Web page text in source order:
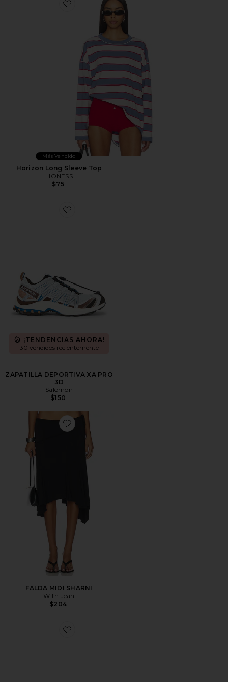
Favorite Horizon Long Sleeve Top
Más Vendido
Horizon Long Sleeve Top
LIONESS
$75
Favorite ZAPATILLA DEPORTIVA XA PRO 3D
¡TENDENCIAS AHORA!
30 vendidos recientemente
ZAPATILLA DEPORTIVA XA PRO
3D
Salomon
$150
Favorite FALDA MIDI SHARNI
FALDA MIDI SHARNI
With Jean
$204
Favorite ZAPATILLA DEPORTIVA XT-WHISPER